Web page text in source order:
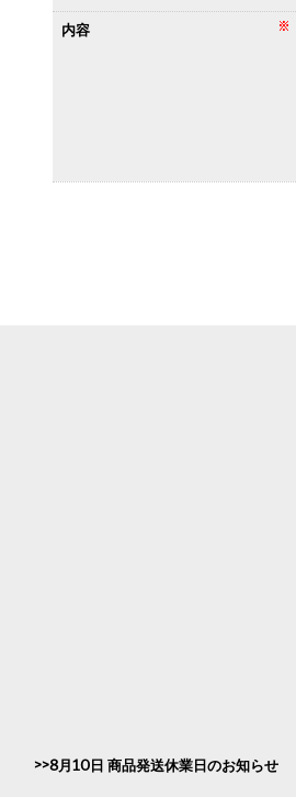
内容
8月10日 商品発送休業日のお知らせ